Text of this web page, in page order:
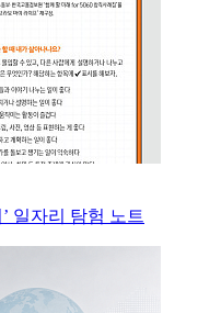
일자리 탐험 노트